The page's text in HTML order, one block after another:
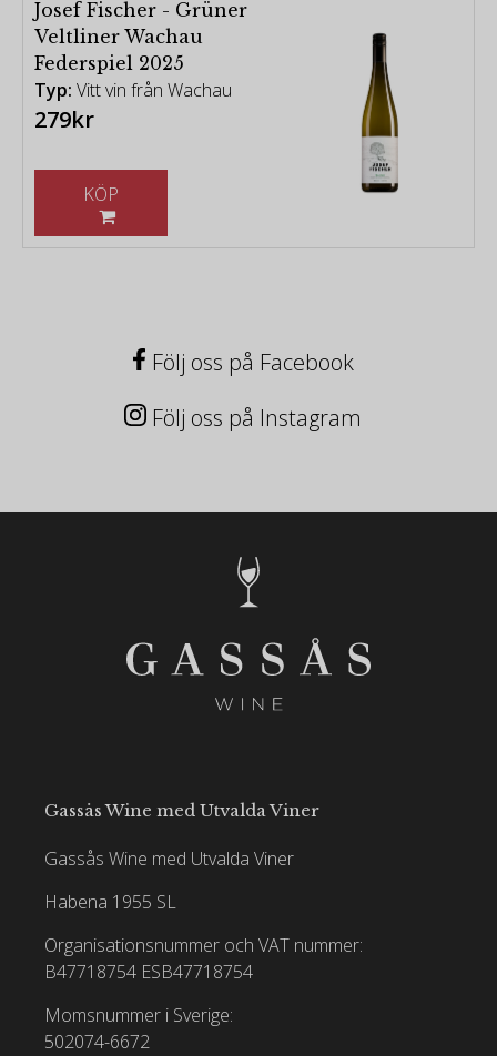
Josef Fischer - Grüner
Veltliner Wachau
Federspiel 2025
Typ: Vitt vin från Wachau
279kr
Följ oss på Facebook
Följ oss på Instagram
Gassås Wine med Utvalda Viner
Gassås Wine med Utvalda Viner
Habena 1955 SL
Organisationsnummer och VAT nummer:
B47718754 ESB47718754
Momsnummer i Sverige:
502074-6672